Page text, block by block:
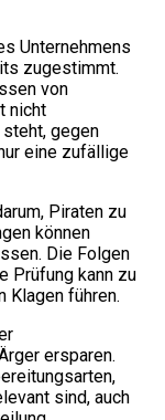
Unternehmens
zugestimmt.
von
nicht
gegen
eine zufällige
Piraten zu
können
Die Folgen
Prüfung kann zu
Klagen führen.
ersparen.
sind, auch